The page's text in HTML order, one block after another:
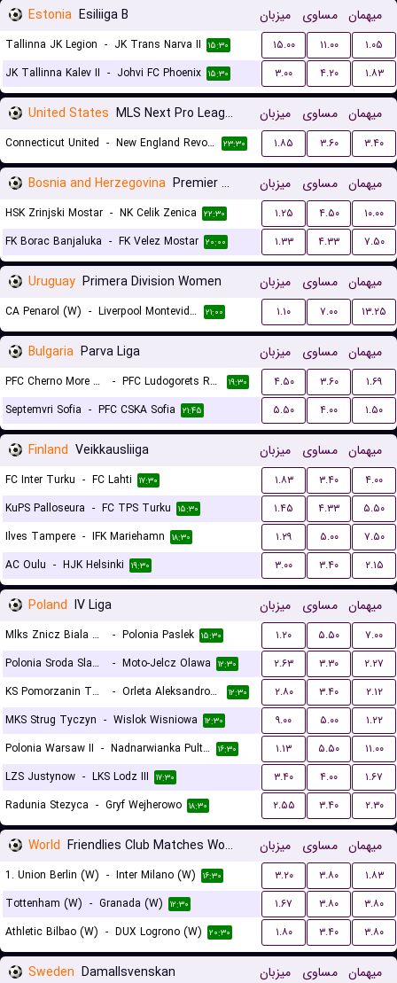
Estonia Esiliiga B میزبان مساوی میهمان
Tallinna JK Legion - JK Trans Narva II ۱۵:۳۰ ۱۵.۰۰ ۱۱.۰۰
۱.۰۵
JK Tallinna Kalev II - Johvi FC Phoenix ۱۵:۳۰ ۳.۰۰ ۴.۲۰ ۱.۸۳
United States MLS Next Pro League میزبان مساوی میهمان
Connecticut United - New England Revolution II ۲۳:۳۰ ۱.۸۵ ۳.۶۰ ۳.۴۰
Bosnia and Herzegovina Premier Liga میزبان مساوی میهمان
HSK Zrinjski Mostar - NK Celik Zenica ۲۲:۳۰ ۱.۲۵ ۴.۵۰
۱۰.۰۰
FK Borac Banjaluka - FK Velez Mostar ۲۰:۰۰ ۱.۳۳ ۴.۳۳ ۷.۵۰
Uruguay Primera Division Women میزبان مساوی میهمان
CA Penarol (W) - Liverpool Montevideo (W) ۲۱:۰۰ ۱.۱۰ ۷.۰۰ ۱۳.۲۵
Bulgaria Parva Liga میزبان مساوی میهمان
PFC Cherno More Varna - PFC Ludogorets Razgrad ۱۹:۳۰ ۴.۵۰ ۳.۶۰
۱.۶۹
Septemvri Sofia - PFC CSKA Sofia ۲۱:۴۵ ۵.۵۰ ۴.۰۰ ۱.۵۰
Finland Veikkausliiga میزبان مساوی میهمان
FC Inter Turku - FC Lahti ۱۷:۳۰ ۱.۸۳ ۳.۴۰
۴.۰۰
KuPS Palloseura - FC TPS Turku ۱۵:۳۰ ۱.۴۵ ۴.۳۳
۵.۵۰
Ilves Tampere - IFK Mariehamn ۱۸:۳۰ ۱.۲۹ ۵.۰۰
۷.۵۰
AC Oulu - HJK Helsinki ۱۹:۳۰ ۳.۰۰ ۳.۴۰ ۲.۱۵
Poland IV Liga میزبان مساوی میهمان
Mlks Znicz Biala Piska - Polonia Paslek ۱۵:۳۰ ۱.۲۰ ۵.۵۰
۷.۰۰
Polonia Sroda Slaska
- Moto-Jelcz Olawa ۱۲:۳۰ ۲.۶۳ ۳.۳۰
۲.۲۷
KS Pomorzanin Torun
- Orleta Aleksandrow Kujawski ۱۲:۳۰ ۲.۸۰ ۳.۴۰
۲.۱۲
MKS Strug Tyczyn - Wislok Wisniowa ۱۲:۳۰ ۹.۰۰ ۵.۰۰
۱.۲۲
Polonia Warsaw II - Nadnarwianka Pultusk ۱۶:۳۰ ۱.۱۳ ۵.۵۰
۱۱.۰۰
LZS Justynow - LKS Lodz III ۱۷:۳۰ ۳.۴۰ ۴.۰۰
۱.۶۷
Radunia Stezyca - Gryf Wejherowo ۱۸:۳۰ ۲.۵۵ ۳.۴۰ ۲.۳۰
World Friendlies Club Matches Women میزبان مساوی میهمان
1. Union Berlin (W) - Inter Milano (W) ۱۶:۳۰ ۳.۲۰ ۳.۸۰
۱.۸۳
Tottenham (W) - Granada (W) ۱۲:۳۰ ۱.۶۷ ۳.۸۰
۳.۸۰
Athletic Bilbao (W) - DUX Logrono (W) ۲۰:۳۰ ۱.۸۰ ۳.۴۰ ۳.۸۰
Sweden Damallsvenskan میزبان مساوی میهمان